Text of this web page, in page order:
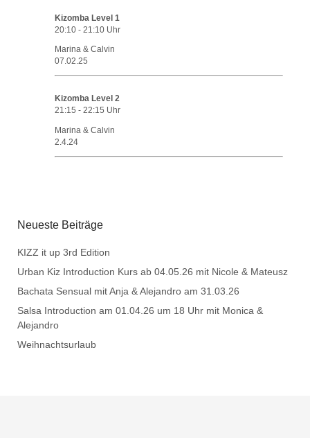
Kizomba Level 1
20:10 - 21:10 Uhr
Marina & Calvin
07.02.25
Kizomba Level 2
21:15 - 22:15 Uhr
Marina & Calvin
2.4.24
Neueste Beiträge
KIZZ it up 3rd Edition
Urban Kiz Introduction Kurs ab 04.05.26 mit Nicole & Mateusz
Bachata Sensual mit Anja & Alejandro am 31.03.26
Salsa Introduction am 01.04.26 um 18 Uhr mit Monica &
Alejandro
Weihnachtsurlaub